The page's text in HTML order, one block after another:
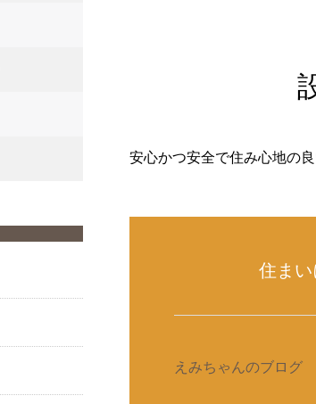
安心かつ安全で住み心地の
住まい
えみちゃんのブログ